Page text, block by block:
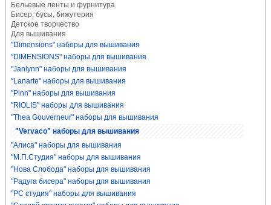
Бельевые ленты и фурнитура
Бисер, бусы, бижутерия
Детское творчество
Для вышивания
"Dimensions" наборы для вышивания
"DIMENSIONS" наборы для вышивания
"Janlynn" наборы для вышивания
"Lanarte" наборы для вышивания
"Pinn" наборы для вышивания
"RIOLIS" наборы для вышивания
"Thea Gouverneur" наборы для вышивания
"Vervaco" наборы для вышивания
"Алиса" наборы для вышивания
"М.П.Студия" наборы для вышивания
"Нова Слобода" наборы для вышивания
"Радуга бисера" наборы для вышивания
"РС студия" наборы для вышивания